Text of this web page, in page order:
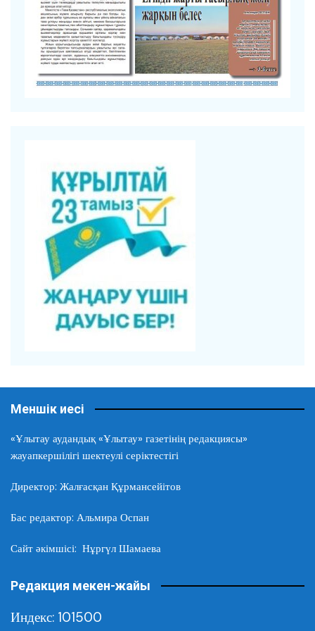
Меншік иесі
«Ұлытау аудандық «Ұлытау» газетінің редакциясы»
жауапкершілігі шектеулі серіктестігі
Директор: Жалғасқан Құрмансейітов
Бас редактор: Альмира Оспан
Сайт әкімшісі: Нұргүл Шамаева
Редакция мекен-жайы
Индекс: 101500